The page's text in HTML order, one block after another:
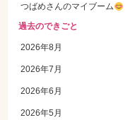
つばめさんのマイブーム
過去のできごと
2026年8月
2026年7月
2026年6月
2026年5月